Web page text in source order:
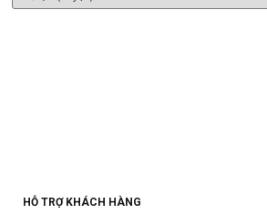
HỖ TRỢ KHÁCH HÀNG